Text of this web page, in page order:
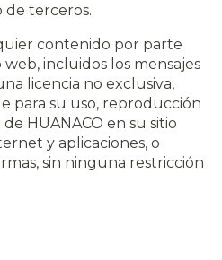
terceros.
contenido por parte
incluidos los mensajes
licencia no exclusiva,
para su uso, reproducción
HUANACO en su sitio
y aplicaciones, o
sin ninguna restricción